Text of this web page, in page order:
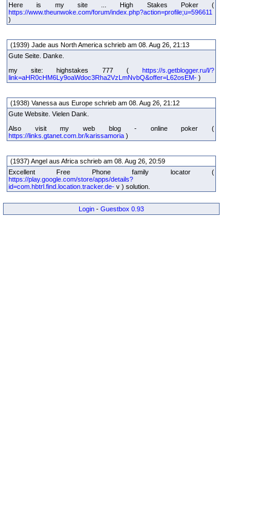
Here is my site ... High Stakes Poker (
https://www.theunwoke.com/forum/index.php?action=profile;u=596611
)
(1939) Jade aus North America schrieb am 08. Aug 26, 21:13
Gute Seite. Danke.
my site: highstakes 777 ( https://s.getblogger.ru/l/?
link=aHR0cHM6Ly9oaWdoc3Rha2VzLmNvbQ&offer=L62osEM- )
(1938) Vanessa aus Europe schrieb am 08. Aug 26, 21:12
Gute Website. Vielen Dank.
Also visit my web blog - online poker (
https://links.gtanet.com.br/karissamoria )
(1937) Angel aus Africa schrieb am 08. Aug 26, 20:59
Excellent Free Phone family locator (
https://play.google.com/store/apps/details?
id=com.hbtrl.find.location.tracker.de- v ) solution.
Login - Guestbox 0.93